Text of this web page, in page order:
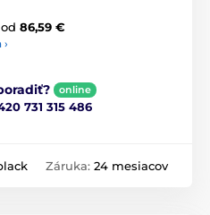
od 86,59 €
online
731 315 486
Záruka: 24 mesiacov